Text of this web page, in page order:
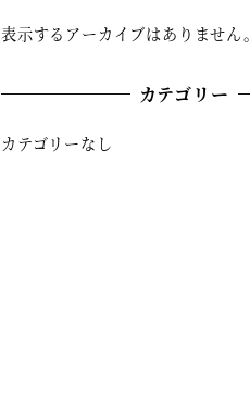
表示するアーカイブはありません。
カテゴリー
カテゴリーなし